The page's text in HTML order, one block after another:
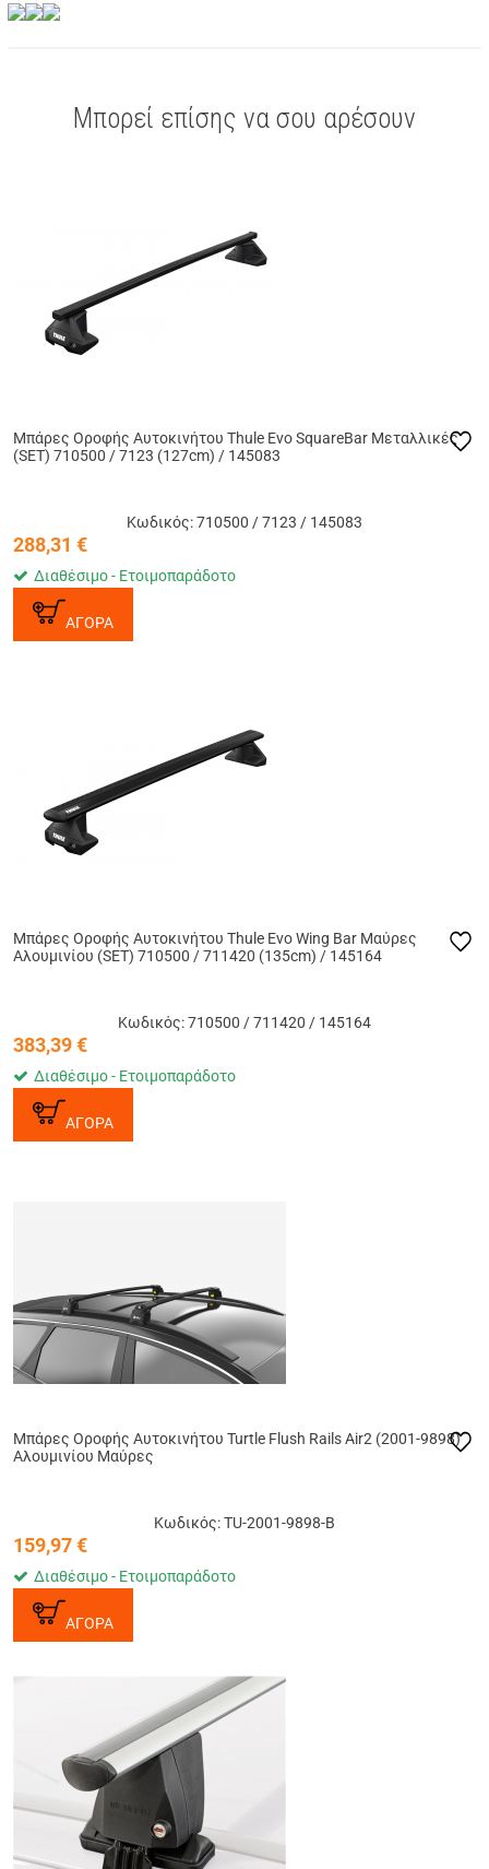
Μπορεί επίσης να σου αρέσουν
Μπάρες Οροφής Αυτοκινήτου Thule Evo SquareBar Μεταλλικές
(SET) 710500 / 7123 (127cm) / 145083
Κωδικός: 710500 / 7123 / 145083
288,31 €
Διαθέσιμο - Ετοιμοπαράδοτο
ΑΓΟΡΑ
Μπάρες Οροφής Αυτοκινήτου Thule Evo Wing Bar Μαύρες
Αλουμινίου (SET) 710500 / 711420 (135cm) / 145164
Κωδικός: 710500 / 711420 / 145164
383,39€
Διαθέσιμο - Ετοιμοπαράδοτο
ΑΓΟΡΑ
Μπάρες Οροφής Αυτοκινήτου Turtle Flush Rails Air2 (2001-9898)
Αλουμινίου Μαύρες
Κωδικός: TU-2001-9898-B
159,97€
Διαθέσιμο - Ετοιμοπαράδοτο
ΑΓΟΡΑ